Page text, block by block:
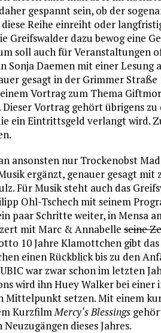
gespannt sein, ob der
Reihe einreiht oder
Greifswalder dazu bewog eine
soll auch für Veranstaltungen
Sonja Daemen mit einer Lesung
gesagt in der Grimmer
Vortrag zum Thema
Vortrag gehört übrigens
ein Eintrittsgeld verlangt wird.
ansonsten nur Trockenobst
ergänzt, genauer gesagt
Für Musik steht auch das
Ohl-Tschech mit seinem
paar Schritte weiter, in Mensa
mit Marc & Annabelleseine
10 Jahre Klamottchen gibt
einen Rückblick bis zu den
war zwar schon im letzten
wird ihn Huey Walker bei
Mittelpunkt setzen. Mit einem
KurzfilmMercy‘s Blessings
dieses Jahres.